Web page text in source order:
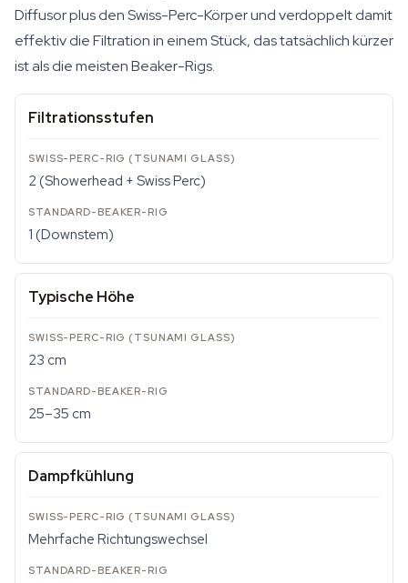
Diffusor plus den Swiss-Perc-Körper und verdoppelt damit
effektiv die Filtration in einem Stück, das tatsächlich kürzer
ist als die meisten Beaker-Rigs.
Filtrationsstufen
2 (Showerhead + Swiss Perc)
1 (Downstem)
Typische Höhe
23 cm
25–35 cm
Dampfkühlung
Mehrfache Richtungswechsel